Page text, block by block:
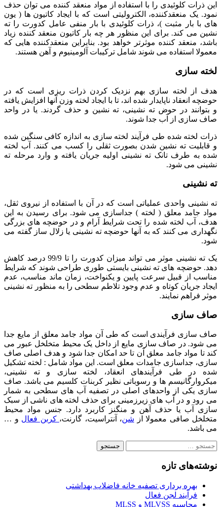
این ذرات کلوئیدی را با استفاده از مواد منعقد کننده می توان حذف
نمود. یک منعقدکننده، الکترولیتی است که با ایجاد کاتیون ها ( یون
های با بار مثبت )، ذرات کلوئیدی با بار منفی عامل کدورت را ته
نشین می کند. برای این منظور هر چه بار کاتیون منعقد کننده زیاد
باشد، منعقد کننده موثرتر خواهد بود. بنابراین منعقدکننده هایی که
معمولا استفاده می شوند شامل ترکیبات آلومینیوم و آهن هستند.
لخته سازی
هدف از لخته سازی بهم نزدیک کردن ذرات ریزی است که در
حوضچه انعقاد ناپایدار شده اند، تا با ایجاد لخته وزن آنها افزایش یافته
و بتوانند در حوض ته نشینی، ته نشین و حذف گردند. یا در واحد
صاف سازی از آب جدا شوند.
ذرات لخته شده طی فرآیند لخته سازی به اندازه کافی سنگین شده
و قابلیت ته نشین شدن بصورت ثقلی را کسب می کنند. آب لخته
شده به طرف تانک ته نشینی اولیه جریان یافته و وارد مرحله ته
نشینی می شود.
ته نشینی
ته نشینی واحدی عملیاتی است که در آن با استفاده از نیروی ثقل،
مواد جامد معلق ( لخته ) جداسازی می شود. برای رسیدن به این
هدف، آب لخته شده را تحت شرایط آرام و در حوضچه های بزرگی
نگهداری می کنند که به آنها حوضچه ته نشینی یا زلال ساز گفته می
شود.
یک ته نشینی موثر می تواند میزان کدورت را تا 99/9 درصد کاهش
دهد. حوضچه های ته نشینی بایستی طوری طراحی شوند که شرایط
مناسب از قبیل سرعت پایین و یکنواخت، زمان ماند مناسب، عدم
ایجاد جریان کوتاه و عدم وجود تلاطم سطحی را به منظور ته نشینی
موثر فراهم نمایند.
صاف سازی
صاف سازی فرآیندی است که طی آن مواد جامد معلق از مایع جدا
می شود. در صاف سازی مایع از داخل یک محیط متخلخل عبور می
کند تا مواد جامد معلق آن تا حد امکان جدا شود و هدف اصلی صاف
سازی، جداسازی جامدات معلق است. این مواد شامل : لخته تشکیل
شده در طی فرآیندهای انعقاد، لخته سازی و ته نشینی،
میکروارگانیسم ها و رسوباتی نظیر کربنات کلسیم می باشد. صاف
سازی یکی از واحدهای اصلی در تصفیه آب های سطحی به شمار
می رود و در آب های زیرزمینی برای حذف لخته های ناشی از سبک
سازی آب یا حذف آهن و منگنز کاربرد دارد. جنس مواد محیط
متخلخل صافی معمولا از شن، آنتراسیت، گارنت، کربن فعال و …
می باشد.
جستجو
نوشته‌های تازه
بهره برداری تصفیه خانه فاضلاب بهداشتی
فرآیند لجن فعال
محاسبه MLVSS و MLSS